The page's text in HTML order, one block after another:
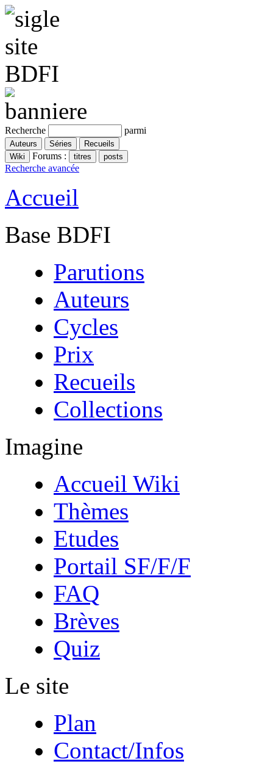
Recherche parmi
Forums :
Recherche avancée
Accueil
Base BDFI
Parutions
Auteurs
Cycles
Prix
Recueils
Collections
Imagine
Accueil Wiki
Thèmes
Etudes
Portail SF/F/F
FAQ
Brèves
Quiz
Le site
Plan
Contact/Infos